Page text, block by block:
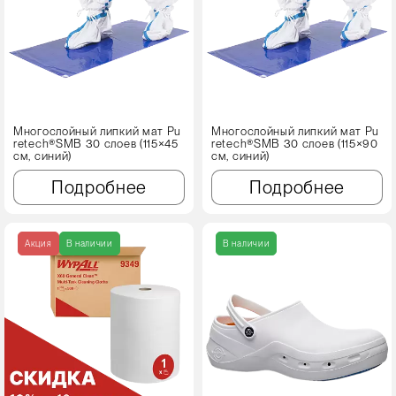
Многослойный липкий мат Pu
retech®SMB 30 слоев (115×45
см, синий)
Подробнее
Многослойный липкий мат Pu
retech®SMB 30 слоев (115×90
см, синий)
Подробнее
Акция В наличии В наличии